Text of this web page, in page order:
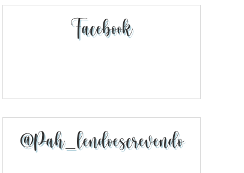
Facebook
@pah_lendoescrevendo